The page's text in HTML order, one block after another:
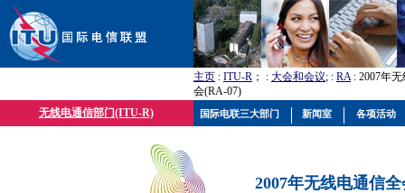
主页 : ITU-R ； : 大会和会议; : RA: 2007年
会(RA-07)
无线电通信部门(ITU-R)
2007年无线电通信
国际电联三大部门 新闻室 各项活动